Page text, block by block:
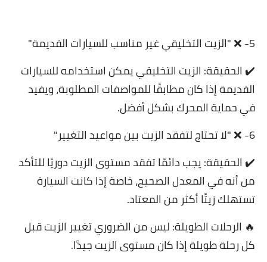
5- ❌ "الزيت التخليقي غير مناسب للسيارات القديمة"
✔️ الحقيقة: الزيت التخليقي يمكن استخدامه للسيارات
القديمة إذا كان مطابقًا للمواصفات المطلوبة، ويفيد
في حماية المحرك بشكل أفضل.
6- ❌ "لا تحتاج لتفقد الزيت بين مواعيد التغيير"
✔️ الحقيقة: يجب دائمًا تفقد مستوى الزيت دوريًا للتأكد
من أنه في المعدل الصحيح، خاصة إذا كانت السيارة
تستهلك زيتًا أكثر من المعتاد.
‏🔥 الرحلات الطويلة: ليس من الضروري تغيير الزيت قبل
كل رحلة طويلة إذا كان مستوى الزيت جيدًا.